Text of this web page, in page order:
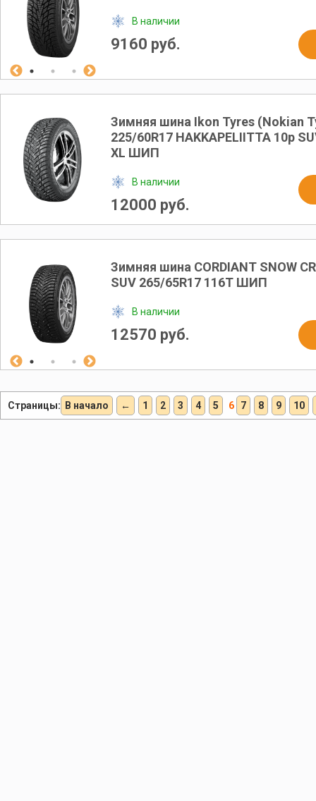
В наличии
9160 руб.
Зимняя шина Ikon Tyres (Nokian
225/60R17 HAKKAPELIITTA 10p
XL ШИП
В наличии
12000 руб.
Зимняя шина CORDIANT SNOW
SUV 265/65R17 116T ШИП
В наличии
12570 руб.
Страницы: В начало ← 1 2 3 4 5 6 7 8 9 10